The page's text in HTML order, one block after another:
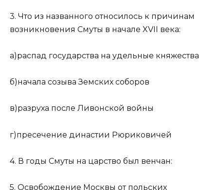
3. Что из названного относилось к причинам
возникновения Смуты в начале XVII века:
а)распад государства на удельные княжества
б)начала созыва Земских соборов
в)разруха после Ливонской войны
г)пресечение династии Рюриковичей
4. В годы Смуты на царство был венчан:
5. Освобождение Москвы от польских